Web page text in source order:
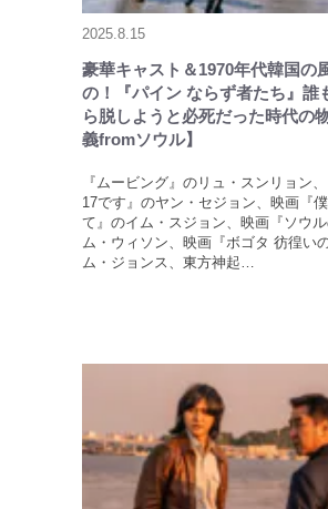
2025.8.15
豪華キャスト＆1970年代韓国の
の！『パイン ならず者たち』誰
ら脱しようと必死だった時代の
義fromソウル】
『ムービング』のリュ・スンリョン
17です』のヤン・セジョン、映画『
て』のイム・スジョン、映画『ソウ
ム・ウィソン、映画『ボゴタ 彷徨い
ム・ジョンス、東方神起…